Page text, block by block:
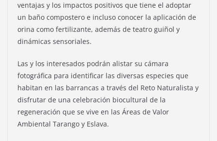
ventajas y los impactos positivos que tiene el adoptar
un baño compostero e incluso conocer la aplicación de
orina como fertilizante, además de teatro guiñol y
dinámicas sensoriales.
Las y los interesados podrán alistar su cámara
fotográfica para identificar las diversas especies que
habitan en las barrancas a través del Reto Naturalista y
disfrutar de una celebración biocultural de la
regeneración que se vive en las Áreas de Valor
Ambiental Tarango y Eslava.